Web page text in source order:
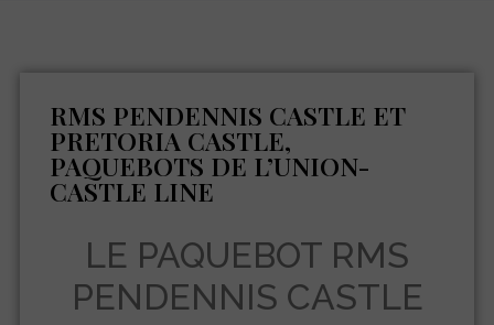
RMS PENDENNIS CASTLE ET
PRETORIA CASTLE,
PAQUEBOTS DE L’UNION-
CASTLE LINE
LE PAQUEBOT RMS
PENDENNIS CASTLE